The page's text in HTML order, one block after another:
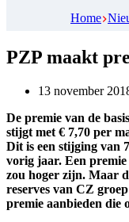
Home
PZP maakt
13 november
De premie van de
stijgt met € 7,70 per
Dit is een stijging van
vorig jaar. Een
zou hoger zijn. Maar
reserves van CZ
premie aanbieden die